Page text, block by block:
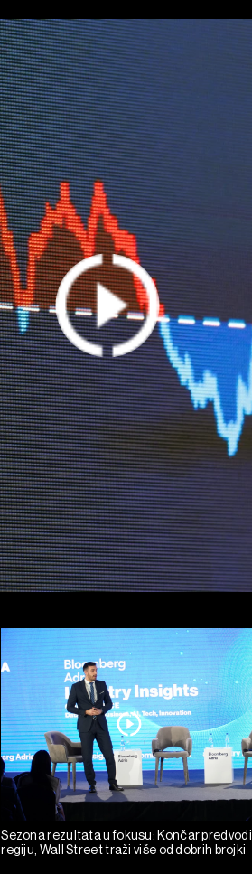
Sezona rezultata u fokusu: Končar predvodi
regiju, Wall Street traži više od dobrih brojki